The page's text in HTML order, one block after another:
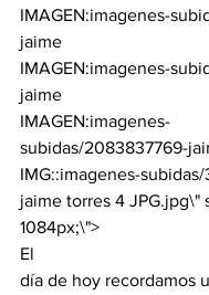
IMAGEN:imagenes-
jaime
IMAGEN:imagenes-
jaime
IMAGEN:imagenes-
subidas/2083837769-
IMG::imagenes-
jaime torres 4 JPG.jpg\"
1084px;\">
El
día de hoy recordamos